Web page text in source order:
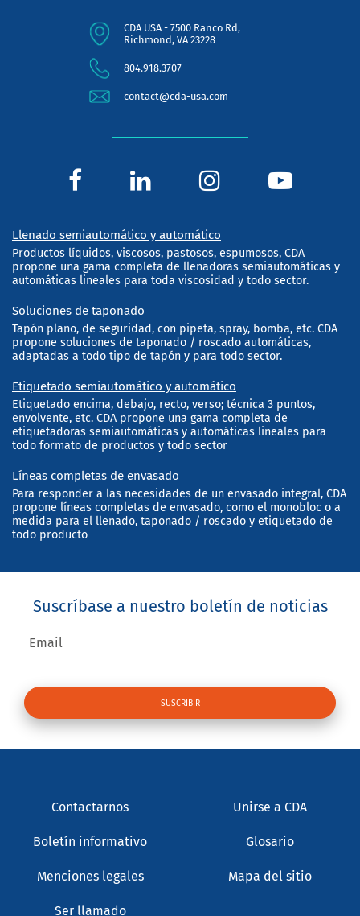
CDA USA - 7500 Ranco Rd,
Richmond, VA 23228
804.918.3707
contact@cda-usa.com
Llenado semiautomático y automático
Productos líquidos, viscosos, pastosos, espumosos, CDA
propone una gama completa de llenadoras semiautomáticas y
automáticas lineales para toda viscosidad y todo sector.
Soluciones de taponado
Tapón plano, de seguridad, con pipeta, spray, bomba, etc. CDA
propone soluciones de taponado / roscado automáticas,
adaptadas a todo tipo de tapón y para todo sector.
Etiquetado semiautomático y automático
Etiquetado encima, debajo, recto, verso; técnica 3 puntos,
envolvente, etc. CDA propone una gama completa de
etiquetadoras semiautomáticas y automáticas lineales para
todo formato de productos y todo sector
Líneas completas de envasado
Para responder a las necesidades de un envasado integral, CDA
propone líneas completas de envasado, como el monobloc o a
medida para el llenado, taponado / roscado y etiquetado de
todo producto
Suscríbase a nuestro boletín de noticias
Email
Contactarnos Unirse a CDA
Boletín informativo Glosario
Menciones legales Mapa del sitio
Ser llamado